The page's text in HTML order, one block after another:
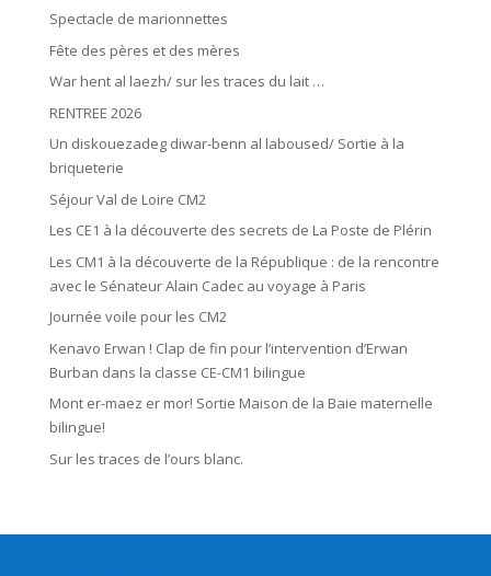
Spectacle de marionnettes
Fête des pères et des mères
War hent al laezh/ sur les traces du lait …
RENTREE 2026
Un diskouezadeg diwar-benn al laboused/ Sortie à la
briqueterie
Séjour Val de Loire CM2
Les CE1 à la découverte des secrets de La Poste de Plérin
Les CM1 à la découverte de la République : de la rencontre
avec le Sénateur Alain Cadec au voyage à Paris
Journée voile pour les CM2
Kenavo Erwan ! Clap de fin pour l’intervention d’Erwan
Burban dans la classe CE-CM1 bilingue
Mont er-maez er mor! Sortie Maison de la Baie maternelle
bilingue!
Sur les traces de l’ours blanc.